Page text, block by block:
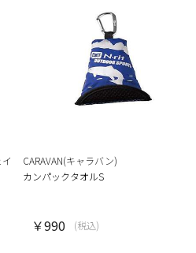
CARAVAN(キャラバン)
カンパックタオルS
￥990 (税込)